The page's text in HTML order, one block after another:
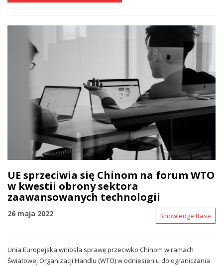
UE sprzeciwia się Chinom na forum WTO
w kwestii obrony sektora
zaawansowanych technologii
26 maja 2022 Knowledge Base
Unia Europejska wniosła sprawę przeciwko Chinom w ramach
Światowej Organizacji Handlu (WTO) w odniesieniu do ograniczania